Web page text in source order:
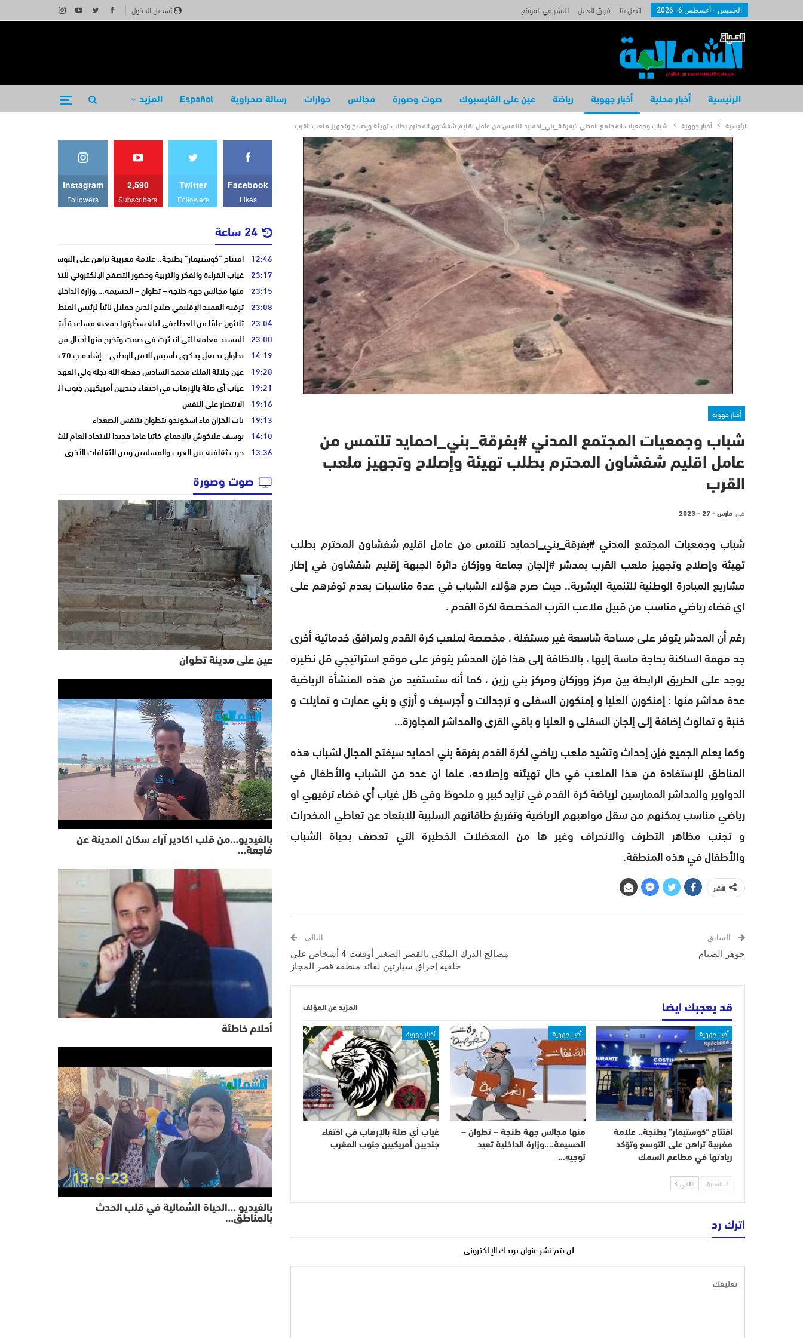
تسجيل الدخول الخميس - أغسطس 6- 2026 اتصل بنا فريق العمل للنشر في الموقع
الرئيسية أخبار محلية أخبار جهوية رياضة عين على الفايسبوك صوت وصورة مجالس حوارات رسالة صحراوية Español المزيد
الرئيسية أخبار جهوية شباب وجمعيات المجتمع المدني #بفرقة_بني_احمايد تلتمس من عامل اقليم شفشاون المحترم بطلب تهيئة وإصلاح وتجهيز ملعب القرب
أخبار جهوية
شباب وجمعيات المجتمع المدني #بفرقة_بني_احمايد تلتمس من
عامل اقليم شفشاون المحترم بطلب تهيئة وإصلاح وتجهيز ملعب
القرب
في مارس - 27 - 2023
شباب وجمعيات المجتمع المدني #بفرقة_بني_احمايد تلتمس من عامل اقليم شفشاون المحترم بطلب
تهيئة وإصلاح وتجهيز ملعب القرب بمدشر #إلجان جماعة ووزكان دائرة الجبهة إقليم شفشاون في إطار
مشاريع المبادرة الوطنية للتنمية البشرية.. حيث صرح هؤلاء الشباب في عدة مناسبات بعدم توفرهم على
اي فضاء رياضي مناسب من قبيل ملاعب القرب المخصصة لكرة القدم .
رغم أن المدشر يتوفر على مساحة شاسعة غير مستغلة ، مخصصة لملعب كرة القدم ولمرافق خدماتية أخرى
جد مهمة الساكنة بحاجة ماسة إليها ، بالاظافة إلى هذا فإن المدشر يتوفر على موقع استراتيجي قل نظيره
يوجد على الطريق الرابطة بين مركز ووزكان ومركز بني رزين ، كما أنه ستستفيد من هذه المنشأة الرياضية
عدة مداشر منها : إمنكورن العليا و إمنكورن السفلى و ترجدالت و أجرسيف و أرزي و بني عمارت و تمايلت و
خنبة و تمالوث إضافة إلى إلجان السفلى و العليا و باقي القرى والمداشر المجاورة…
وكما يعلم الجميع فإن إحداث وتشيد ملعب رياضي لكرة القدم بفرقة بني احمايد سيفتح المجال لشباب هذه
المناطق للإستفادة من هذا الملعب في حال تهيئته وإصلاحه، علما ان عدد من الشباب والأطفال في
الدواوير والمداشر الممارسين لرياضة كرة القدم في تزايد كبير و ملحوظ وفي ظل غياب أي فضاء ترفيهي او
رياضي مناسب يمكنهم من سقل مواهبهم الرياضية وتفريغ طاقاتهم السلبية للابتعاد عن تعاطي المخدرات
و تجنب مظاهر التطرف والانحراف وغير ها من المعضلات الخطيرة التي تعصف بحياة الشباب
والأطفال في هذه المنطقة.
انشر
السابق
جوهر الصيام
التالي
مصالح الدرك الملكي بالقصر الصغير أوقفت 4 أشخاص على
خلفية إحراق سيارتين لقائد منطقة قصر المجاز
قد يعجبك ايضا المزيد عن المؤلف
أخبار جهوية
افتتاح “كوستيمار” بطنجة.. علامة
مغربية تراهن على التوسع وتؤكد
ريادتها في مطاعم السمك
أخبار جهوية
منها مجالس جهة طنجة – تطوان –
الحسيمة….وزارة الداخلية تعيد
توجيه…
أخبار جهوية
غياب أي صلة بالإرهاب في اختفاء
جنديين أمريكيين جنوب المغرب
السابق التالي
اترك رد
لن يتم نشر عنوان بريدك الإلكتروني.
Facebook
Likes
Twitter
Followers
2,590
Subscribers
Instagram
Followers
12:46 افتتاح “كوستيمار” بطنجة.. علامة مغربية تراهن على التوسع وتؤكد
23:17 غياب القراءة والفكر والتربية وحضور التصفح الإلكتروني للتفاهة والبلادة
23:15 منها مجالس جهة طنجة – تطوان – الحسيمة….وزارة الداخلية تعيد توجيه
23:08 ترقية العميد الإقليمي صلاح الدين حملال نائباً لرئيس المنطقة الأمنية بتطوان
23:04 ثلاثون عامًا من العطاءفي ليلة سطّرتها جمعية مساعدة أيتام وأرامل أسرة
23:00 المسيد معلمة التي اندثرت في صمت وتخرج منها أجيال من أبناء مدينة تطوان
14:19 تطوان تحتفل بذكرى تأسيس الامن الوطني… إشادة ب 70 سنة في الحفاظ على استقرار الوطن وضمان أمن المواطنين
19:28 عين جلالة الملك محمد السادس حفظه الله نجله ولي العهد الأمير مولاي
19:21 غياب أي صلة بالإرهاب في اختفاء جنديين أمريكيين جنوب المغرب
19:16 الانتصار على النفس
19:13 باب الخزان ماء اسكوندو بتطوان يتنفس الصعداء
14:10 يوسف علاكوش بالإجماع، كاتبا عاما جديدا للاتحاد العام للشغالين بالمغرب
13:36 حرب ثقافية بين العرب والمسلمين وبين الثقافات الأخرى
صوت وصورة
عين على مدينة تطوان
بالفيديو…من قلب اكادير آراء سكان المدينة عن
فاجعة…
أحلام خاطئة
بالفيديو …الحياة الشمالية في قلب الحدث
بالمناطق…